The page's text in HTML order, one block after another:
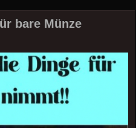
bare Münze